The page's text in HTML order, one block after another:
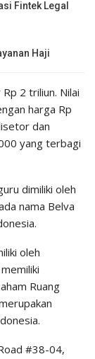
Fintek Legal
Haji
2 triliun. Nilai
harga Rp
dan
yang terbagi
dimiliki oleh
nama Belva
oleh
Ruang
#38-04,